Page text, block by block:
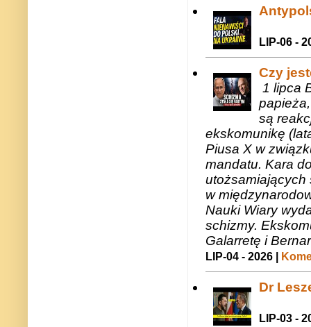
LIP-06 -
Czy
1 lipca
są
ekskomunikę
Piusa X w
mandatu. Kara
utożsamiających
w
Nauki Wiary
schizmy.
Galarretę i
LIP-04 - 2026 |
Dr
LIP-03 -